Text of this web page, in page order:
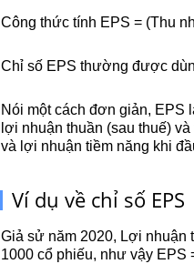
Công thức tính EPS = (Thu
Chỉ số EPS thường được
Nói một cách đơn giản, EPS
lợi nhuận thuần (sau thuế)
và lợi nhuận tiềm năng khi
Ví dụ về chỉ số EPS
Giả sử năm 2020, Lợi nhuận
1000 cổ phiếu, như vậy EPS